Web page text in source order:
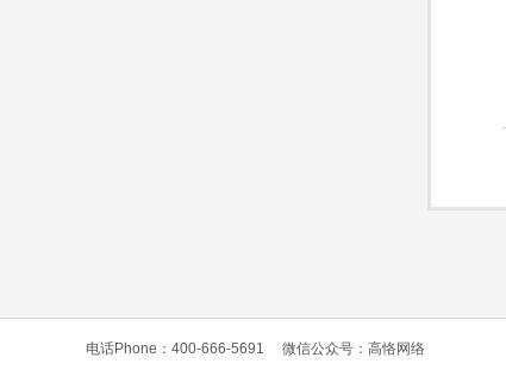
电话Phone：400-666-5691 微信公众号：高恪网络